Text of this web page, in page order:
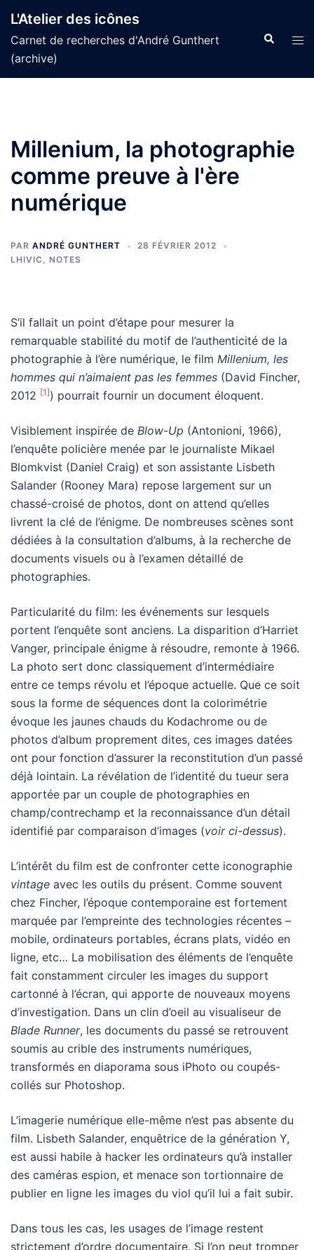
au
contenu
L'Atelier des icônes
Carnet de recherches d'André Gunthert
(archive)
Millenium, la photographie
comme preuve à l'ère
numérique
PAR ANDRÉ GUNTHERT
28 FÉVRIER 2012
LHIVIC , NOTES
S’il fallait un point d’étape pour mesurer la
remarquable stabilité du motif de l’authenticité de la
photographie à l’ère numérique, le film Millenium, les
hommes qui n’aimaient pas les femmes (David Fincher,
2012 [1]) pourrait fournir un document éloquent.
Visiblement inspirée de Blow-Up (Antonioni, 1966),
l’enquête policière menée par le journaliste Mikael
Blomkvist (Daniel Craig) et son assistante Lisbeth
Salander (Rooney Mara) repose largement sur un
chassé-croisé de photos, dont on attend qu’elles
livrent la clé de l’énigme. De nombreuses scènes sont
dédiées à la consultation d’albums, à la recherche de
documents visuels ou à l’examen détaillé de
photographies.
Particularité du film: les événements sur lesquels
portent l’enquête sont anciens. La disparition d’Harriet
Vanger, principale énigme à résoudre, remonte à 1966.
La photo sert donc classiquement d’intermédiaire
entre ce temps révolu et l’époque actuelle. Que ce soit
sous la forme de séquences dont la colorimétrie
évoque les jaunes chauds du Kodachrome ou de
photos d’album proprement dites, ces images datées
ont pour fonction d’assurer la reconstitution d’un passé
déjà lointain. La révélation de l’identité du tueur sera
apportée par un couple de photographies en
champ/contrechamp et la reconnaissance d’un détail
identifié par comparaison d’images (voir ci-dessus).
L’intérêt du film est de confronter cette iconographie
vintage avec les outils du présent. Comme souvent
chez Fincher, l’époque contemporaine est fortement
marquée par l’empreinte des technologies récentes –
mobile, ordinateurs portables, écrans plats, vidéo en
ligne, etc… La mobilisation des éléments de l’enquête
fait constamment circuler les images du support
cartonné à l’écran, qui apporte de nouveaux moyens
d’investigation. Dans un clin d’oeil au visualiseur de
Blade Runner, les documents du passé se retrouvent
soumis au crible des instruments numériques,
transformés en diaporama sous iPhoto ou coupés-
collés sur Photoshop.
L’imagerie numérique elle-même n’est pas absente du
film. Lisbeth Salander, enquêtrice de la génération Y,
est aussi habile à hacker les ordinateurs qu’à installer
des caméras espion, et menace son tortionnaire de
publier en ligne les images du viol qu’il lui a fait subir.
Dans tous les cas, les usages de l’image restent
strictement d’ordre documentaire. Si l’on peut tromper